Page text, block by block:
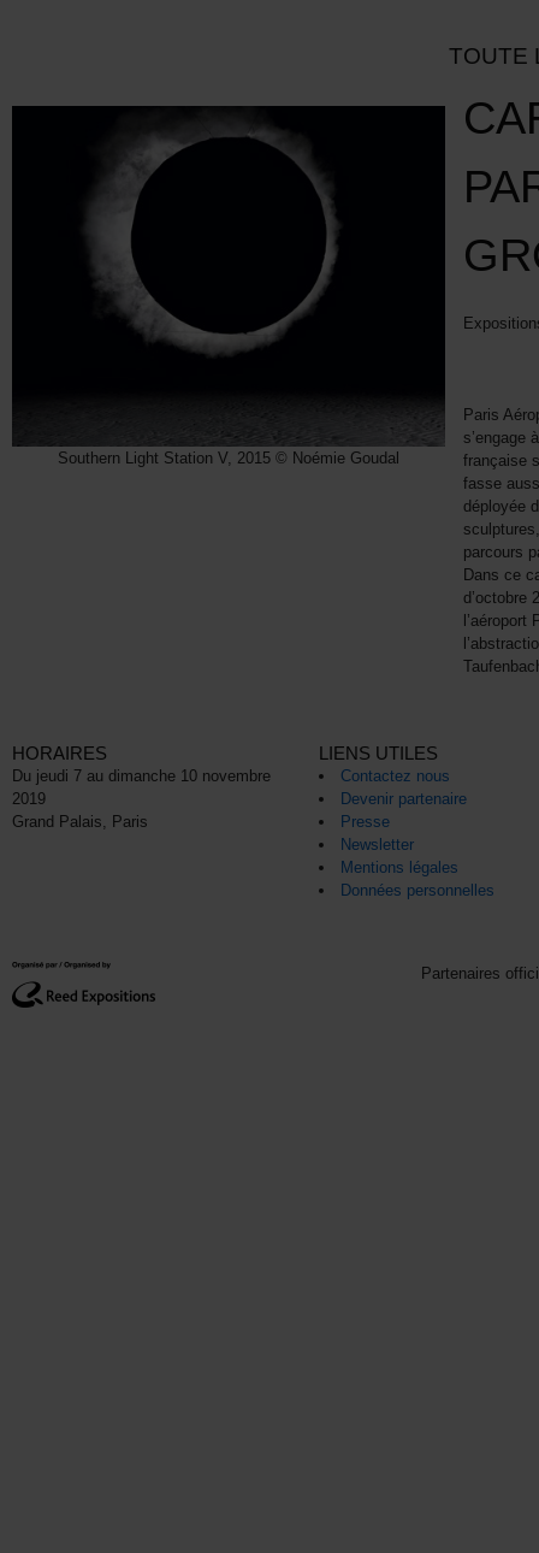
TOUTE
Southern Light Station V, 2015 © Noémie Goudal
Paris
s’engage
française
fasse
déployée
parcours
Dans ce
d’octobre
HORAIRES
Du jeudi 7 au dimanche 10 novembre
2019
Grand Palais, Paris
LIENS UTILES
Contactez nous
Devenir partenaire
Presse
Newsletter
Mentions légales
Données personnelles
Partenaires